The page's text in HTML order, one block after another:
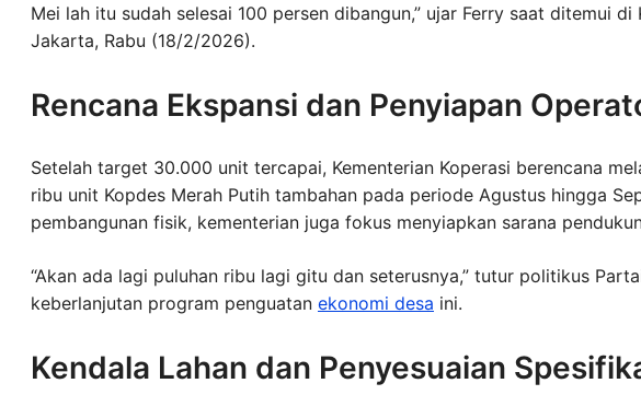
Mei lah itu sudah selesai 100 persen dibangun,” ujar Ferry saat ditemui di
Jakarta, Rabu (18/2/2026).
Rencana Ekspansi dan Penyiapan
Setelah target 30.000 unit tercapai, Kementerian Koperasi berencana
ribu unit Kopdes Merah Putih tambahan pada periode Agustus hingga
pembangunan fisik, kementerian juga fokus menyiapkan sarana
“Akan ada lagi puluhan ribu lagi gitu dan seterusnya,” tutur politikus
keberlanjutan program penguatan ekonomi desa ini.
Kendala Lahan dan Penyesuaian